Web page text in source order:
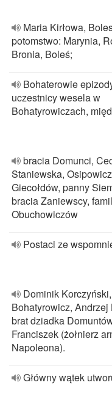
Maria Kirłowa,
potomstwo: Marynia,
Bronia, Boleś;
Bohaterowie
uczestnicy wesela w
Bohatyrowiczach,
bracia Domunci,
Staniewska,
Giecołdów, panny
bracia Zaniewscy,
Obuchowiczów
Postaci ze
Dominik
Bohatyrowicz, Andrzej
brat dziadka
Franciszek (żołnierz
Napoleona).
Główny wątek